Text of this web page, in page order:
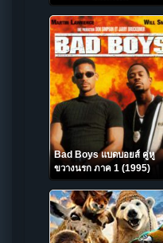
Bad Boys แบดบอยส์ คู่หู
ขวางนรก ภาค 1 (1995)